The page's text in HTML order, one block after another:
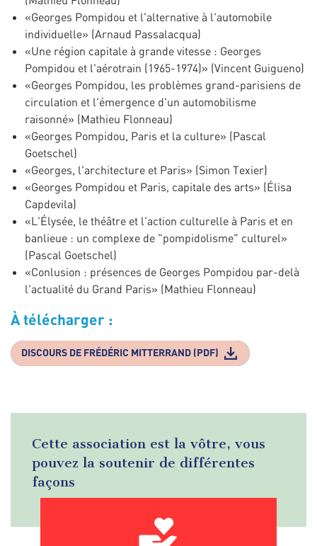
«Georges Pompidou et l'alternative à l'automobile
individuelle» (Arnaud Passalacqua)
«Une région capitale à grande vitesse : Georges
Pompidou et l'aérotrain (1965-1974)» (Vincent Guigueno)
«Georges Pompidou, les problèmes grand-parisiens de
circulation et l'émergence d'un automobilisme
raisonné» (Mathieu Flonneau)
«Georges Pompidou, Paris et la culture» (Pascal
Goetschel)
«Georges, l'architecture et Paris» (Simon Texier)
«Georges Pompidou et Paris, capitale des arts» (Élisa
Capdevila)
«L'Élysée, le théâtre et l'action culturelle à Paris et en
banlieue : un complexe de "pompidolisme" culturel»
(Pascal Goetschel)
«Conlusion : présences de Georges Pompidou par-delà
l'actualité du Grand Paris» (Mathieu Flonneau)
À télécharger :
DISCOURS DE FRÉDÉRIC MITTERRAND (PDF)
Cette association est la vôtre, vous
pouvez la soutenir de différentes
façons